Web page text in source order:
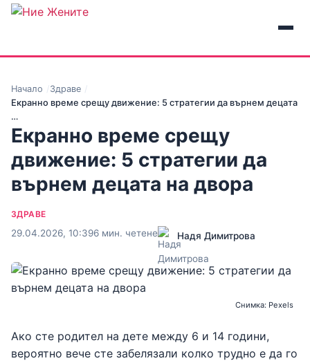
Начало
Здраве
Екранно време срещу движение: 5 стратегии да върнем децата
…
Екранно време срещу
движение: 5 стратегии да
върнем децата на двора
ЗДРАВЕ
29.04.2026, 10:396 мин. четене Надя Димитрова
Снимка: Pexels
Ако сте родител на дете между 6 и 14 години,
вероятно вече сте забелязали колко трудно е да го